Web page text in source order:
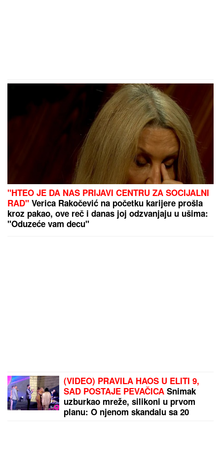
"HTEO JE DA NAS PRIJAVI CENTRU ZA SOCIJALNI
RAD" Verica Rakočević na početku karijere prošla
kroz pakao, ove reč i danas joj odzvanjaju u ušima:
"Oduzeće vam decu"
(VIDEO) PRAVILA HAOS U ELITI 9,
SAD POSTAJE PEVAČICA Snimak
uzburkao mreže, silikoni u prvom
planu: O njenom skandalu sa 20